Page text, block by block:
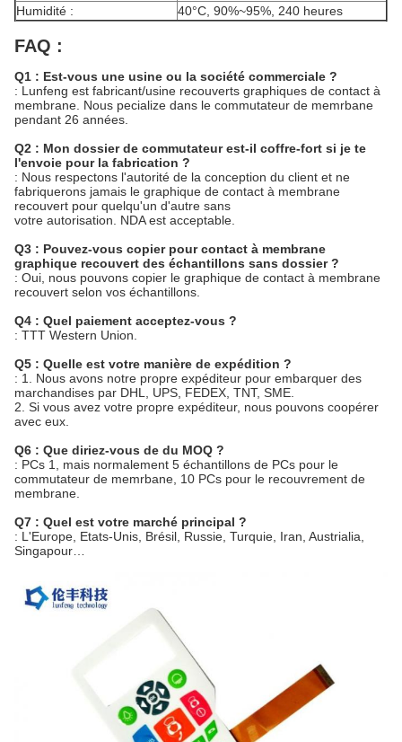
Humidité :
40°C, 90%~95%, 240 heures
FAQ :
Q1 : Est-vous une usine ou la société commerciale ?
: Lunfeng est fabricant/usine recouverts graphiques de contact à
membrane. Nous pecialize dans le commutateur de memrbane
pendant 26 années.
Q2 : Mon dossier de commutateur est-il coffre-fort si je te
l'envoie pour la fabrication ?
: Nous respectons l'autorité de la conception du client et ne
fabriquerons jamais le graphique de contact à membrane
recouvert pour quelqu'un d'autre sans
votre autorisation. NDA est acceptable.
Q3 : Pouvez-vous copier pour contact à membrane
graphique recouvert des échantillons sans dossier ?
: Oui, nous pouvons copier le graphique de contact à membrane
recouvert selon vos échantillons.
Q4 : Quel paiement acceptez-vous ?
: TTT Western Union.
Q5 : Quelle est votre manière de expédition ?
: 1. Nous avons notre propre expéditeur pour embarquer des
marchandises par DHL, UPS, FEDEX, TNT, SME.
2. Si vous avez votre propre expéditeur, nous pouvons coopérer
avec eux.
Q6 : Que diriez-vous de du MOQ ?
: PCs 1, mais normalement 5 échantillons de PCs pour le
commutateur de memrbane, 10 PCs pour le recouvrement de
membrane.
Q7 : Quel est votre marché principal ?
: L'Europe, Etats-Unis, Brésil, Russie, Turquie, Iran, Austrialia,
Singapour…